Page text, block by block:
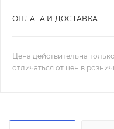
ОПЛАТА И ДОСТАВКА
Цена действительна
отличаться от цен в